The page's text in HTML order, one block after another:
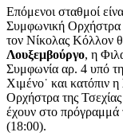
Επόμενοι σταθμοί
Συμφωνική Ορχήστρα
τον Νίκολας Κόλλον
Λουξεμβούργο, η
Συμφωνία αρ. 4 υπό
Χιμένο˙ και κατόπιν η
Ορχήστρα της
έχουν στο
(18:00).